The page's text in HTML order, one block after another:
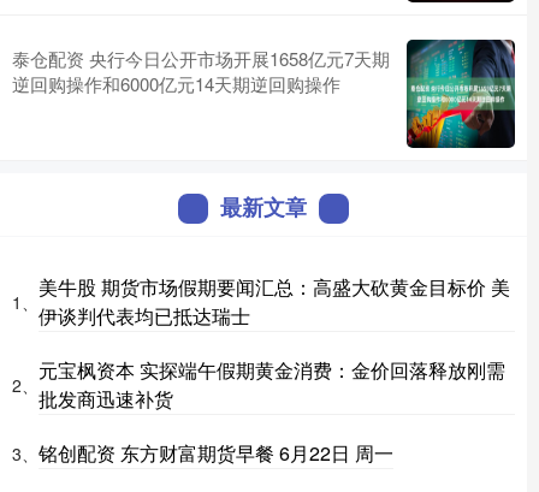
泰仓配资 央行今日公开市场开展1658亿元7天期
逆回购操作和6000亿元14天期逆回购操作
最新文章
1、
美牛股 期货市场假期要闻汇总：高盛大砍黄金目标价 美
伊谈判代表均已抵达瑞士
2、
元宝枫资本 实探端午假期黄金消费：金价回落释放刚需
批发商迅速补货
3、 铭创配资 东方财富期货早餐 6月22日 周一